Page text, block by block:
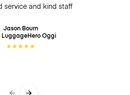
service and kind staff
Jason Bourn
LuggageHeroOggi
★★★★★